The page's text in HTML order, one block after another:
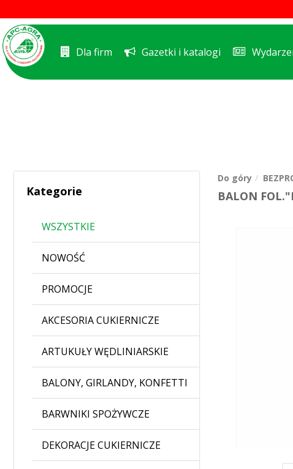
Dla firm Gazetki i katalogi
Kategorie
WSZYSTKIE
NOWOŚĆ
PROMOCJE
AKCESORIA CUKIERNICZE
ARTUKUŁY WĘDLINIARSKIE
BALONY, GIRLANDY, KONFETTI
BARWNIKI SPOŻYWCZE
DEKORACJE CUKIERNICZE
Do góry
BALON